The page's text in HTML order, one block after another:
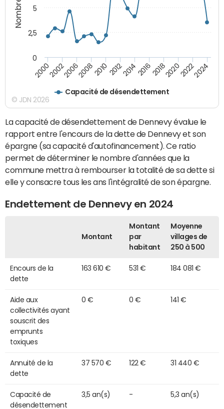
Capacité de désendettement
20002002200620082010 2012201420162018202020222024
0
2,5
5
© JDN 2026
La capacité de désendettement de Dennevy évalue le
rapport entre l'encours de la dette de Dennevy et son
épargne (sa capacité d'autofinancement). Ce ratio
permet de déterminer le nombre d'années que la
commune mettra à rembourser la totalité de sa dette si
elle y consacre tous les ans l'intégralité de son épargne.
Endettement de Dennevy en 2024
Montant
Montant
par
habitant
Moyenne
villages de
250 à 500
Encours de la
dette
163 610 € 531 € 184 081 €
Aide aux
collectivités ayant
souscrit des
emprunts
toxiques
0 € 0 € 141 €
Annuité de la
dette
37 570 € 122 € 31 440 €
Capacité de
désendettement
3,5 an(s) - 5,3 an(s)